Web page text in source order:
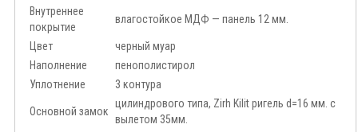
Внутреннее
покрытие
влагостойкое МДФ — панель 12 мм.
Цвет
черный муар
Наполнение
пенополистирол
Уплотнение
3 контура
Основной замок
цилиндрового типа, Zirh Kilit ригель d=16 мм. с
вылетом 35мм.